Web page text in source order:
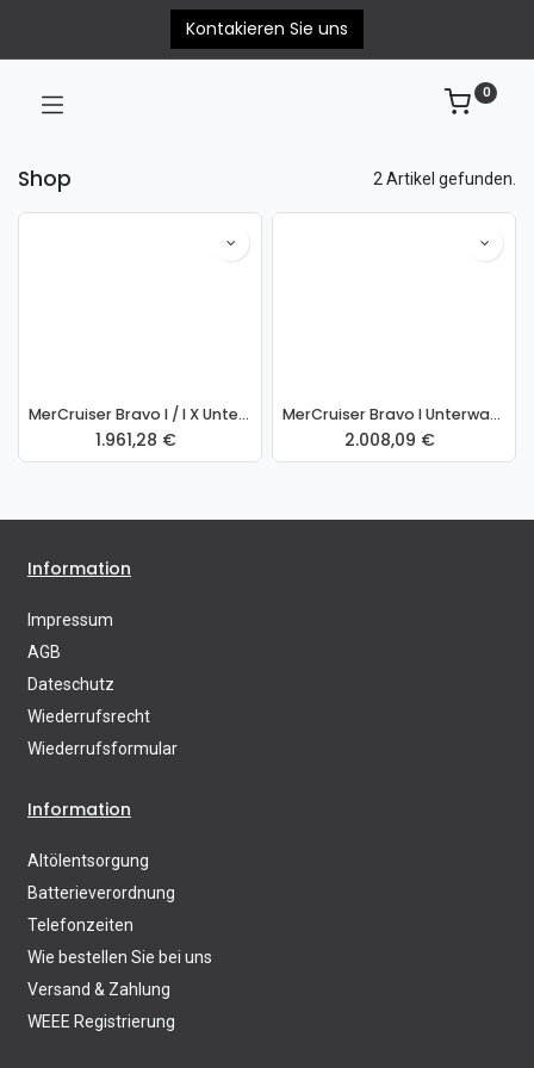
Kontakieren Sie uns
0
Shop 2 Artikel gefunden.
MerCruiser Bravo I / I X Unterwasserteil DWP
1.961,28 €
MerCruiser Bravo I Unterwasserteil SWP
2.008,09 €
Information
Impressum
AGB
Dateschutz
Wiederrufsrecht
Wiederrufsformular
Information
Altölentsorgung
Batterieverordnung
Telefonzeiten
Wie bestellen Sie bei uns
Versand & Zahlung
WEEE Registrierung